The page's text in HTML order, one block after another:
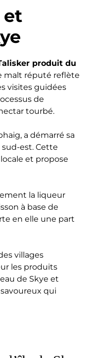
et
produit du
malt réputé reflète
visites guidées
de
tourbé.
a démarré sa
est. Cette
et propose
la liqueur
à base de
en elle une part
villages
les produits
de Skye et
qui